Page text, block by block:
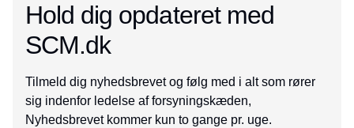
Hold dig opdateret med
SCM.dk
Tilmeld dig nyhedsbrevet og følg med i alt som rører
sig indenfor ledelse af forsyningskæden,
Nyhedsbrevet kommer kun to gange pr. uge.